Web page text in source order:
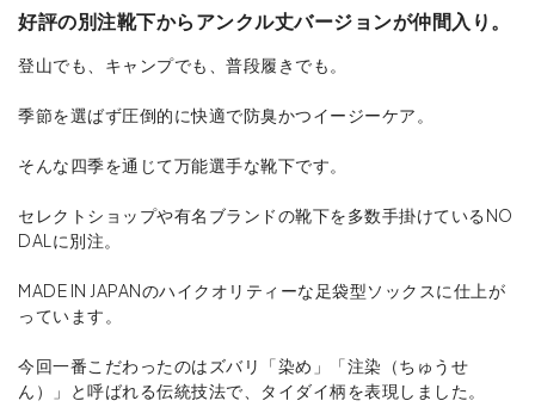
好評の別注靴下からアンクル丈バージョンが仲間入り。
登山でも、キャンプでも、普段履きでも。
季節を選ばず圧倒的に快適で防臭かつイージーケア。
そんな四季を通じて万能選手な靴下です。
セレクトショップや有名ブランドの靴下を多数手掛けているNO
DALに別注。
MADE IN JAPANのハイクオリティーな足袋型ソックスに仕上が
っています。
今回一番こだわったのはズバリ「染め」「注染（ちゅうせ
ん）」と呼ばれる伝統技法で、タイダイ柄を表現しました。